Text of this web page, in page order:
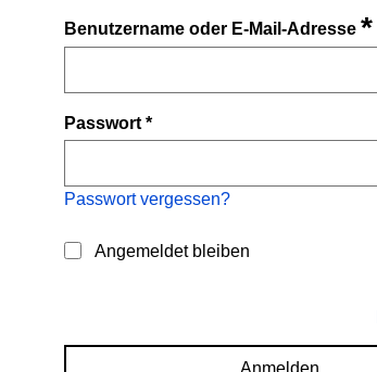
Benutzername oder E-Mail-Adresse*
Passwort*
Passwort vergessen?
Angemeldet bleiben
Anmelden